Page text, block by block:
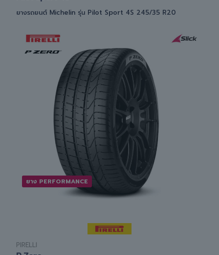
ยางรถยนต์ Michelin รุ่น Pilot Sport 4S 245/35 R20
ยาง PERFORMANCE
PIRELLI